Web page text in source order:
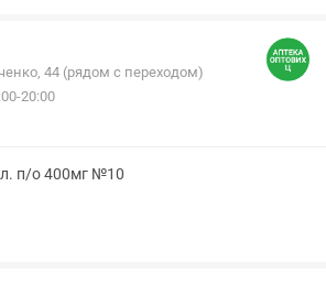
44 (рядом с переходом)
20:00
п/о 400мг №10